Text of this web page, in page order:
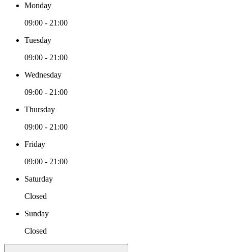
Monday
09:00 - 21:00
Tuesday
09:00 - 21:00
Wednesday
09:00 - 21:00
Thursday
09:00 - 21:00
Friday
09:00 - 21:00
Saturday
Closed
Sunday
Closed